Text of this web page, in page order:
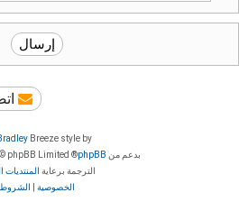
Breeze style by
بدعم من phpBB
® Forum Software © phpBB Limited
الترجمة برعاية المنتديات
الخصوصية
الشروط